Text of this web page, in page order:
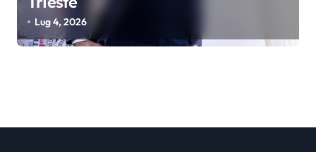
Lug 4, 2026